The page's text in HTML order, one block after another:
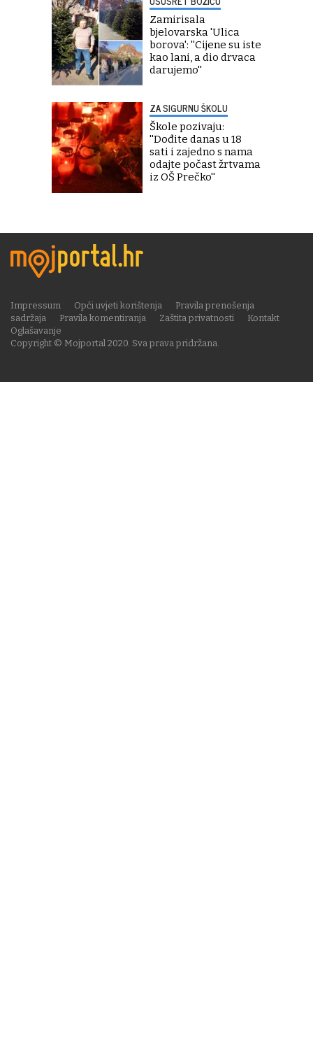
Zamirisala
bjelovarska 'Ulica
borova': ''Cijene su iste
kao lani, a dio drvaca
darujemo''
ZA SIGURNU ŠKOLU
Škole pozivaju:
''Dođite danas u 18
sati i zajedno s nama
odajte počast žrtvama
iz OŠ Prečko''
Copyright © Mojportal 2020. Sva prava pridržana.
Impressum Opći uvjeti korištenja
Pravila prenošenja
sadržaja
Pravila komentiranja Zaštita privatnosti
Kontakt
Oglašavanje